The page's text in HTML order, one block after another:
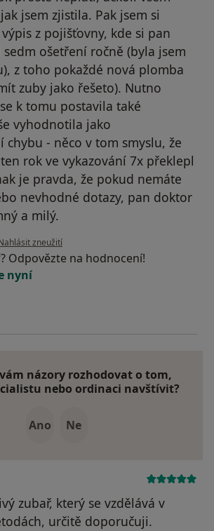
jsem zjistila. Pak jsem si
z pojišťovny, kde si pan
ošetření ročně (byla jsem
z toho pokaždé nová plomba
zuby jako řešeto). Nutno
k tomu postavila také
vyhodnotila jako
- něco v tom smyslu, že
rok ve vykazování 7x překlepl
je pravda, že pokud nemáte
nevhodné dotazy, pan doktor
a milý.
názoru uživatele Váš účet byl odstraněn
zneužití
Odpovězte na hodnocení!
nyní
názory rozhodovat o tom,
nebo ordinaci navštívit?
Ano Ne
zubař, který se vzdělává v
určitě doporučuji.